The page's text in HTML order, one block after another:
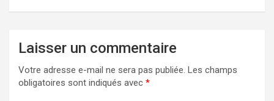
Laisser un commentaire
Votre adresse e-mail ne sera pas publiée. Les champs
obligatoires sont indiqués avec *